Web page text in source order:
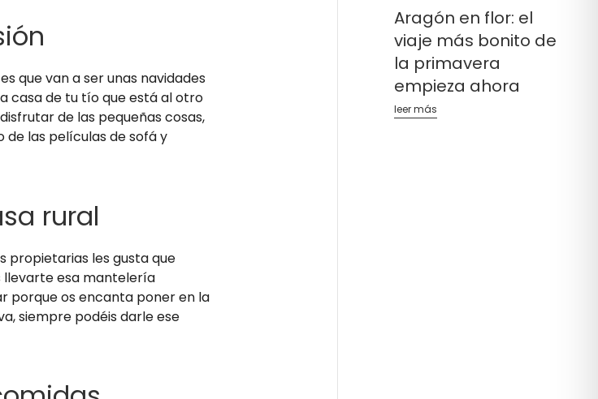
que van a ser unas navidades
casa de tu tío que está al otro
de las pequeñas cosas,
de las películas de sofá y
rural
propietarias les gusta que
llevarte esa mantelería
porque os encanta poner en la
siempre podéis darle ese
Aragón en flor: el
viaje más bonito de
la primavera
empieza ahora
leer más